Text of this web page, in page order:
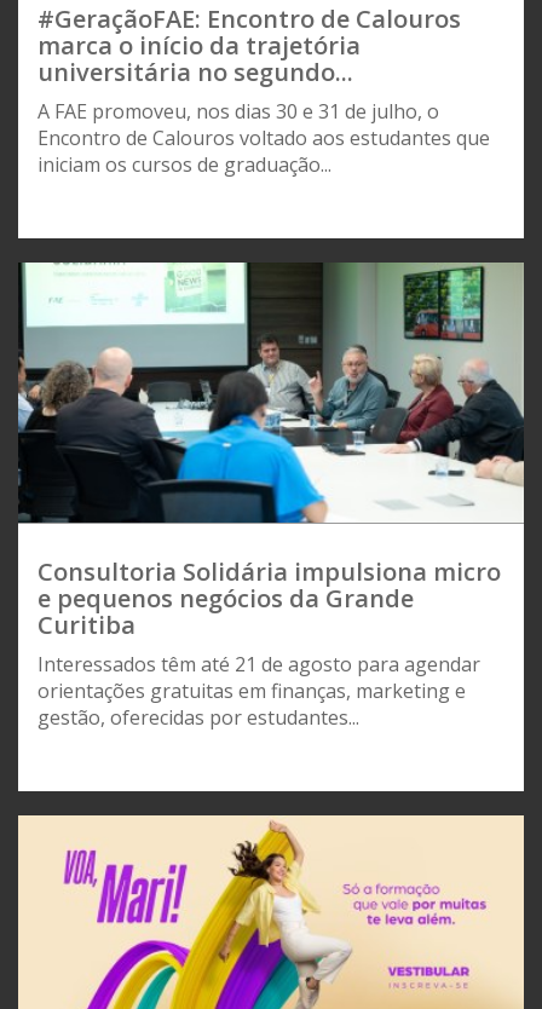
#GeraçãoFAE: Encontro de Calouros
marca o início da trajetória
universitária no segundo...
A FAE promoveu, nos dias 30 e 31 de julho, o
Encontro de Calouros voltado aos estudantes que
iniciam os cursos de graduação...
Consultoria Solidária impulsiona micro
e pequenos negócios da Grande
Curitiba
Interessados têm até 21 de agosto para agendar
orientações gratuitas em finanças, marketing e
gestão, oferecidas por estudantes...